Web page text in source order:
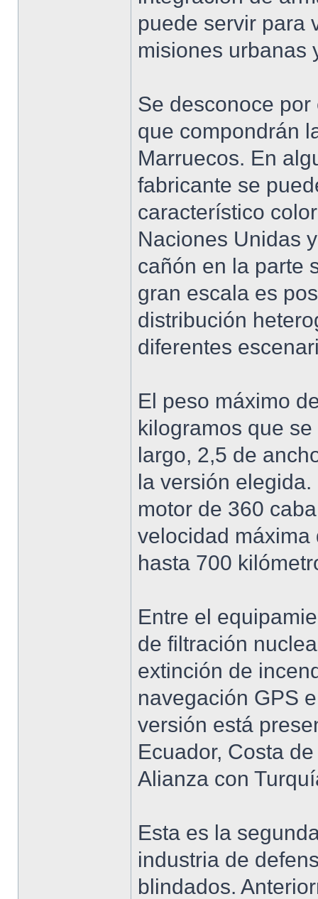
puede servir para
misiones urbanas
Se desconoce
que compondrán
Marruecos. En
fabricante se
característico
Naciones Unidas
cañón en la parte
gran escala es
distribución
diferentes
El peso máximo
kilogramos que
largo, 2,5 de
la versión
motor de 360
velocidad máxima
hasta 700
Entre el
de filtración
extinción de
navegación GPS
versión está
Ecuador, Costa
Alianza con
Esta es la
industria de
blindados.